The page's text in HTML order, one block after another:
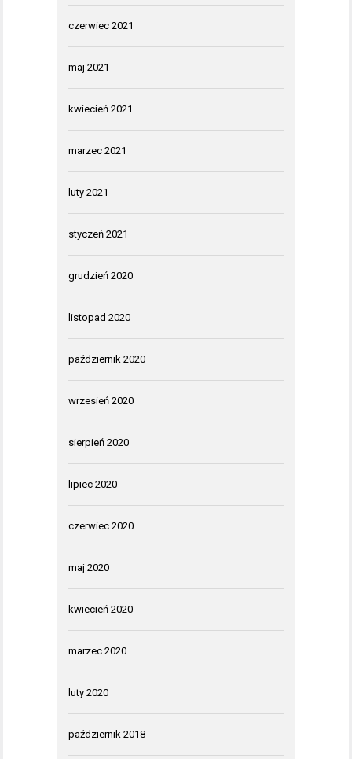
czerwiec 2021
maj 2021
kwiecień 2021
marzec 2021
luty 2021
styczeń 2021
grudzień 2020
listopad 2020
październik 2020
wrzesień 2020
sierpień 2020
lipiec 2020
czerwiec 2020
maj 2020
kwiecień 2020
marzec 2020
luty 2020
październik 2018